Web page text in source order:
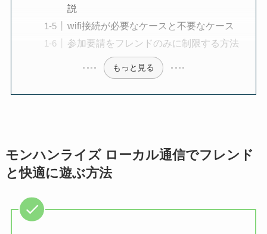
説
wifi接続が必要なケースと不要なケース
参加要請をフレンドのみに制限する方法
もっと見る
モンハンライズ ローカル通信でフレンド
と快適に遊ぶ方法